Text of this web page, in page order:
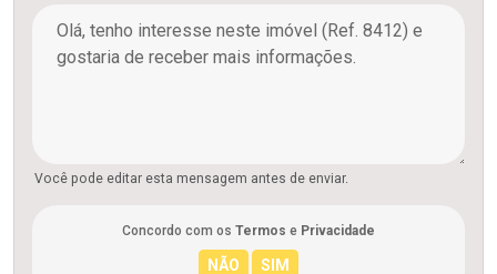
Você pode editar esta mensagem antes de enviar.
Concordo com os Termos e Privacidade